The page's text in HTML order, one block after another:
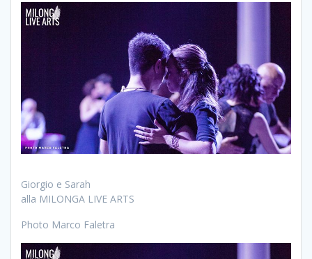
Giorgio e Sarah
alla MILONGA LIVE ARTS
Photo Marco Faletra